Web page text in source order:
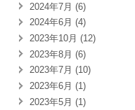
2024年7月 (6)
2024年6月 (4)
2023年10月 (12)
2023年8月 (6)
2023年7月 (10)
2023年6月 (1)
2023年5月 (1)